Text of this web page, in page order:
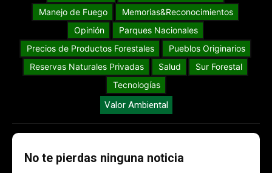
Manejo de Fuego
Memorias&Reconocimientos
Opinión
Parques Nacionales
Precios de Productos Forestales
Pueblos Originarios
Reservas Naturales Privadas
Salud
Sur Forestal
Tecnologías
Valor Ambiental
No te pierdas ninguna noticia